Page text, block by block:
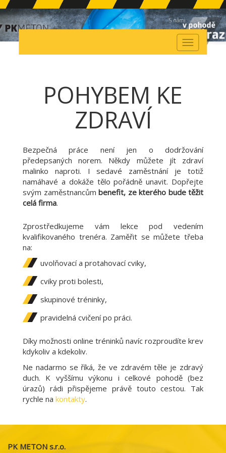
Toggle
navigation
POHYBEM KE
ZDRAVÍ
Bezpečná práce není jen o dodržování
předepsaných norem. Někdy můžete jít zdraví
malinko naproti. I sedavé zaměstnání je totiž
namáhavé a dokáže tělo pořádně unavit. Dopřejte
svým zaměstnancům benefit, ze kterého bude těžit
celá firma.
Zprostředkujeme vám lekce pod vedením
kvalifikovaného trenéra. Zaměřit se můžete třeba
na:
uvolňovací a protahovací cviky,
cviky proti bolesti,
skupinové tréninky,
pravidelná cvičení po práci.
Díky možnosti online tréninků navíc rozproudíte krev
kdykoliv a kdekoliv.
Ne nadarmo se říká, že ve zdravém těle je zdravý
duch. K vyššímu výkonu i celkové pohodě (bez
úrazů) rádi přispějeme právě touto cestou. Tak
rychle na kontakty.
PK METON s.r.o.